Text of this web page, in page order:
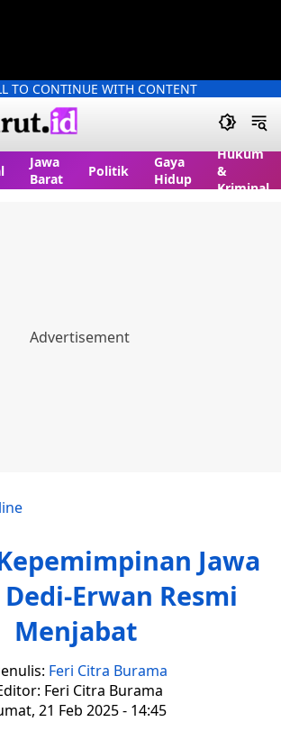
TO CONTINUE WITH CONTENT
Jawa
Barat
Politik
Gaya
Hidup
Hukum
&
Kriminal
Jawa
Erwan Resmi
Menjabat
Feri Citra Burama
Feri Citra Burama
21 Feb 2025 - 14:45